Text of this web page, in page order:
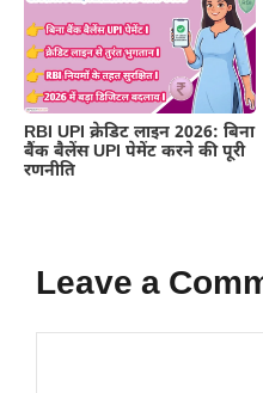
RBI UPI क्रेडिट लाइन 2026: बिना
बैंक बैलेंस UPI पेमेंट करने की पूरी
रणनीति
Leave a